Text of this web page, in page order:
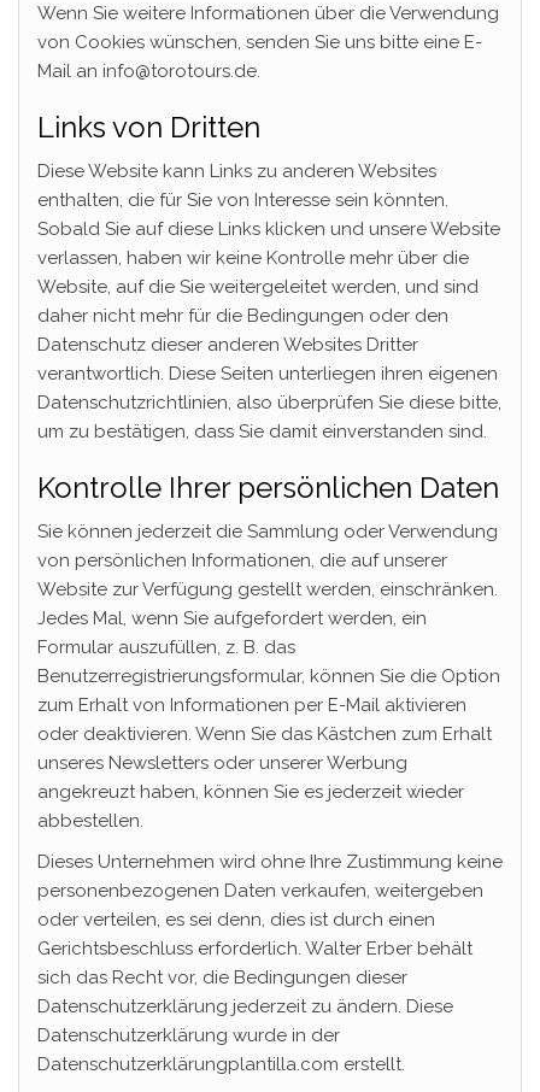
Wenn Sie weitere Informationen über die Verwendung
von Cookies wünschen, senden Sie uns bitte eine E-
Mail an info@torotours.de.
Links von Dritten
Diese Website kann Links zu anderen Websites
enthalten, die für Sie von Interesse sein könnten.
Sobald Sie auf diese Links klicken und unsere Website
verlassen, haben wir keine Kontrolle mehr über die
Website, auf die Sie weitergeleitet werden, und sind
daher nicht mehr für die Bedingungen oder den
Datenschutz dieser anderen Websites Dritter
verantwortlich. Diese Seiten unterliegen ihren eigenen
Datenschutzrichtlinien, also überprüfen Sie diese bitte,
um zu bestätigen, dass Sie damit einverstanden sind.
Kontrolle Ihrer persönlichen Daten
Sie können jederzeit die Sammlung oder Verwendung
von persönlichen Informationen, die auf unserer
Website zur Verfügung gestellt werden, einschränken.
Jedes Mal, wenn Sie aufgefordert werden, ein
Formular auszufüllen, z. B. das
Benutzerregistrierungsformular, können Sie die Option
zum Erhalt von Informationen per E-Mail aktivieren
oder deaktivieren. Wenn Sie das Kästchen zum Erhalt
unseres Newsletters oder unserer Werbung
angekreuzt haben, können Sie es jederzeit wieder
abbestellen.
Dieses Unternehmen wird ohne Ihre Zustimmung keine
personenbezogenen Daten verkaufen, weitergeben
oder verteilen, es sei denn, dies ist durch einen
Gerichtsbeschluss erforderlich. Walter Erber behält
sich das Recht vor, die Bedingungen dieser
Datenschutzerklärung jederzeit zu ändern. Diese
Datenschutzerklärung wurde in der
Datenschutzerklärungplantilla.com erstellt.